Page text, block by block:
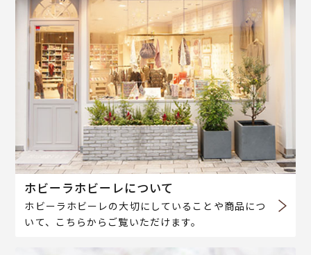
ホビーラホビーレについて
ホビーラホビーレの大切にしていることや商品につ
いて、こちらからご覧いただけます。